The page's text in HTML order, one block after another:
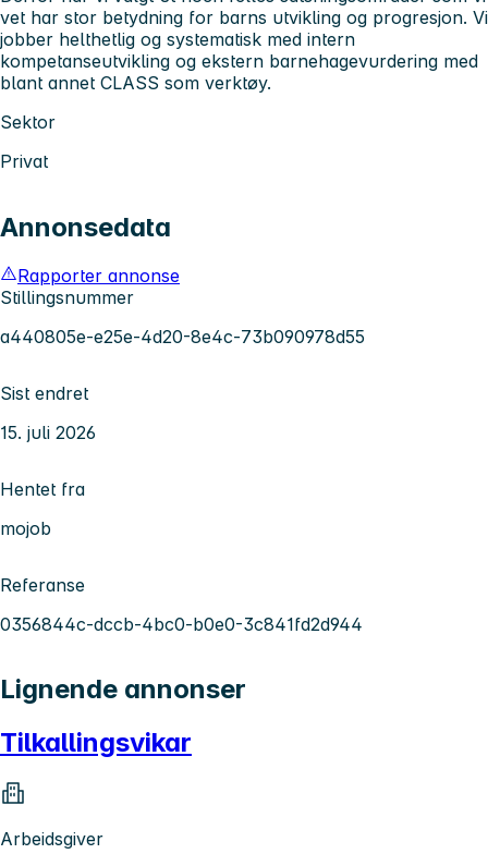
vet har stor betydning for barns utvikling og progresjon. Vi
jobber helthetlig og systematisk med intern
kompetanseutvikling og ekstern barnehagevurdering med
blant annet CLASS som verktøy.
Sektor
Privat
Annonsedata
Rapporter annonse
Stillingsnummer
a440805e-e25e-4d20-8e4c-73b090978d55
Sist endret
15. juli 2026
Hentet fra
mojob
Referanse
0356844c-dccb-4bc0-b0e0-3c841fd2d944
Lignende annonser
Tilkallingsvikar
Arbeidsgiver